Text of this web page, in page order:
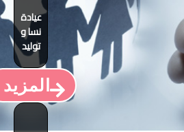
عيادة
نسا و
توليد
المزيد